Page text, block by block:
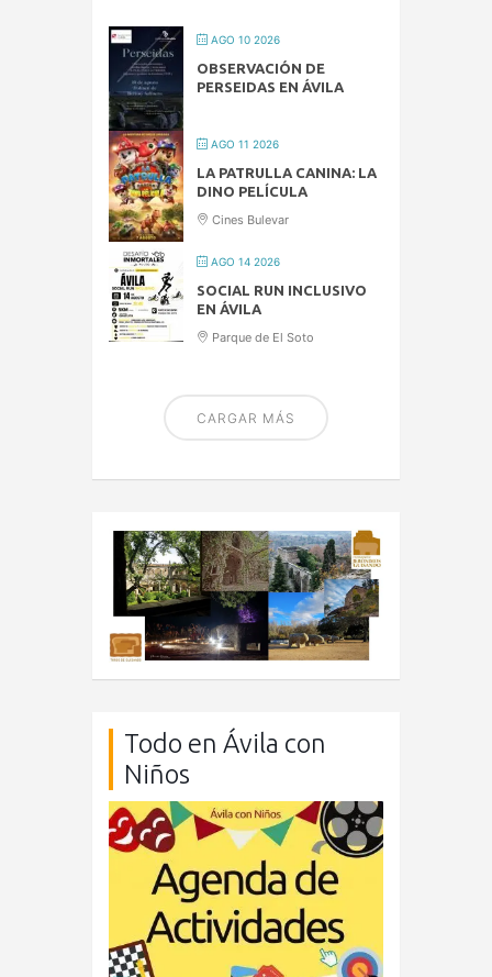
AGO 10 2026
OBSERVACIÓN DE
PERSEIDAS EN ÁVILA
AGO 11 2026
LA PATRULLA CANINA: LA
DINO PELÍCULA
Cines Bulevar
AGO 14 2026
SOCIAL RUN INCLUSIVO
EN ÁVILA
Parque de El Soto
CARGAR MÁS
Todo en Ávila con
Niños